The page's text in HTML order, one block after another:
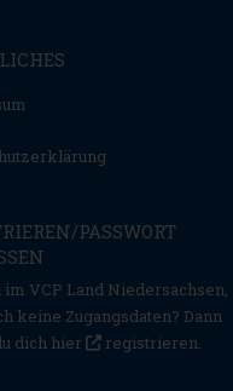
PASSWORT
VCP Land Niedersachsen,
keine Zugangsdaten? Dann
dich hier
registrieren.